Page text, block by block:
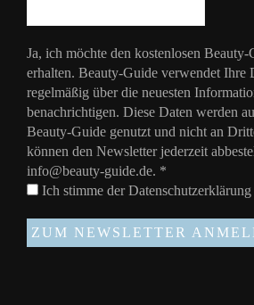
Ja, ich möchte den kostenlosen
erhalten. Beauty-Guide verwendet Ihre
regelmäßig über die neuesten
benachrichtigen. Diese Daten werden
Beauty-Guide genutzt und nicht an
können den Newsletter jederzeit
info@beauty-guide.de. *
Ich stimme derDatenschutzerklärung